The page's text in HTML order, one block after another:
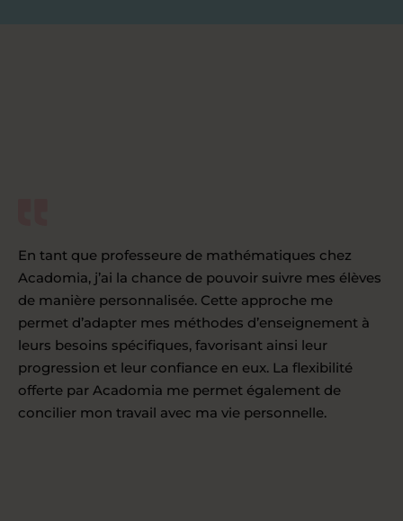
En tant que professeure de mathématiques chez
Acadomia, j’ai la chance de pouvoir suivre mes élèves
de manière personnalisée. Cette approche me
permet d’adapter mes méthodes d’enseignement à
leurs besoins spécifiques, favorisant ainsi leur
progression et leur confiance en eux. La flexibilité
offerte par Acadomia me permet également de
concilier mon travail avec ma vie personnelle.